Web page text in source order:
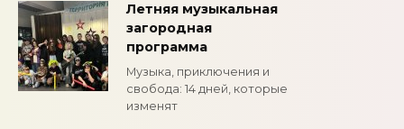
Летняя музыкальная
загородная
программа
Музыка, приключения и
свобода: 14 дней, которые
изменят